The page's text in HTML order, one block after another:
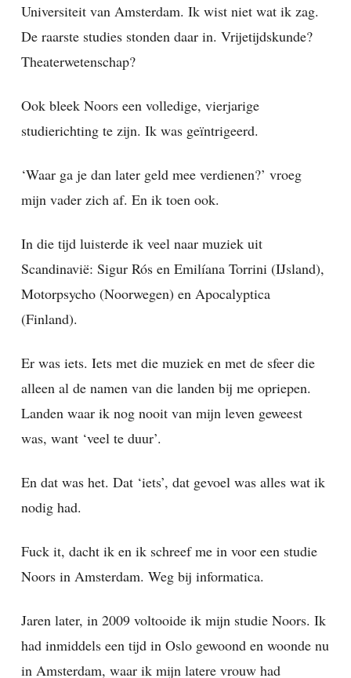
Universiteit van Amsterdam. Ik wist niet wat ik zag.
De raarste studies stonden daar in. Vrijetijdskunde?
Theaterwetenschap?
Ook bleek Noors een volledige, vierjarige
studierichting te zijn. Ik was geïntrigeerd.
‘Waar ga je dan later geld mee verdienen?’ vroeg
mijn vader zich af. En ik toen ook.
In die tijd luisterde ik veel naar muziek uit
Scandinavië: Sigur Rós en Emilíana Torrini (IJsland),
Motorpsycho (Noorwegen) en Apocalyptica
(Finland).
Er was iets. Iets met die muziek en met de sfeer die
alleen al de namen van die landen bij me opriepen.
Landen waar ik nog nooit van mijn leven geweest
was, want ‘veel te duur’.
En dat was het. Dat ‘iets’, dat gevoel was alles wat ik
nodig had.
Fuck it, dacht ik en ik schreef me in voor een studie
Noors in Amsterdam. Weg bij informatica.
Jaren later, in 2009 voltooide ik mijn studie Noors. Ik
had inmiddels een tijd in Oslo gewoond en woonde nu
in Amsterdam, waar ik mijn latere vrouw had